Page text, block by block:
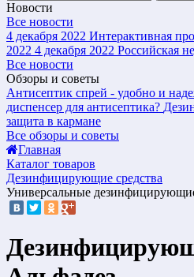
Новости
Все новости
4 декабря 2022 Интерактивная
2022 4 декабря 2022 Российская
Все новости
Обзоры и советы
Антисептик спрей - удобно и
диспенсер для антисептика?
защита в кармане
Все обзоры и советы
Главная
Каталог товаров
Дезинфицирующие средства
Универсальные